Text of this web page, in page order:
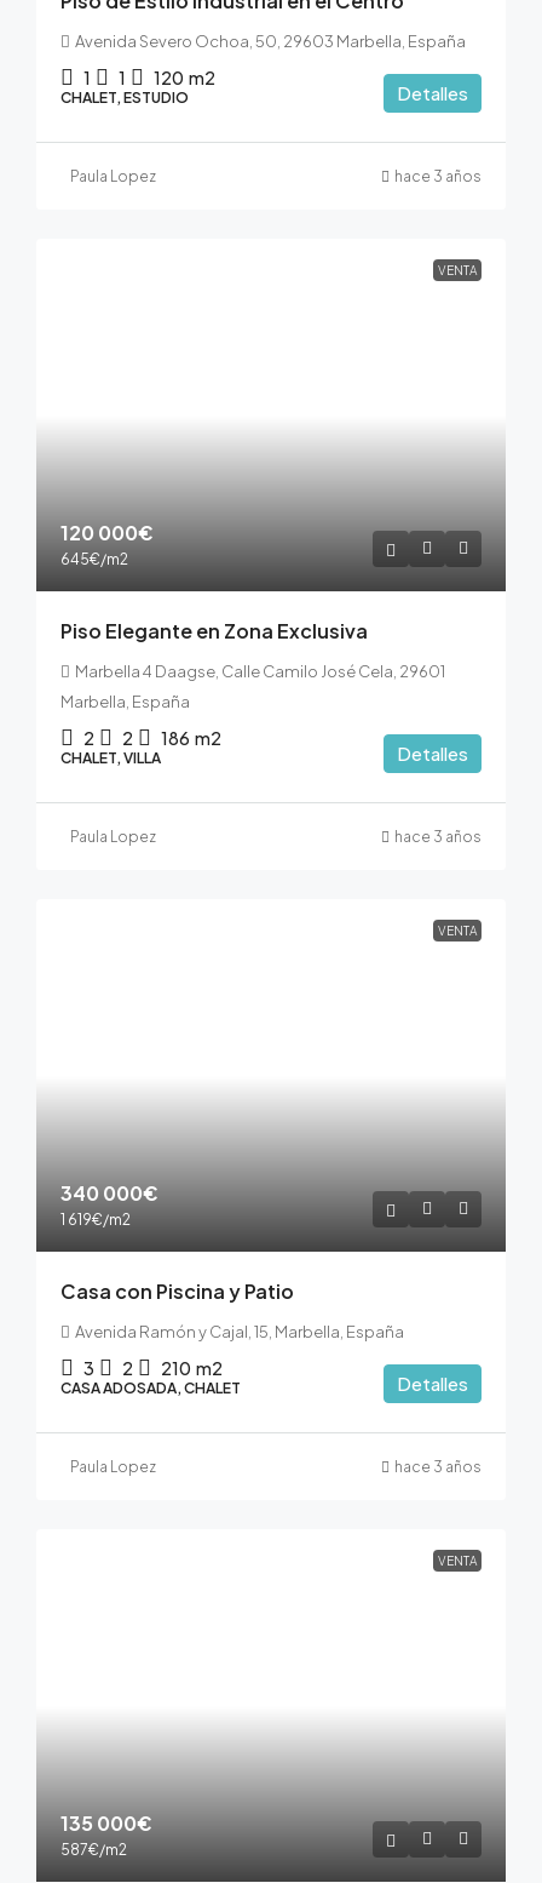
Avenida Severo Ochoa, 50, 29603 Marbella, España
1 1 120 m2
CHALET, ESTUDIO Detalles
Paula Lopez hace 3 años
VENTA
120 000€
645€/m2
Piso Elegante en Zona Exclusiva
Marbella 4 Daagse, Calle Camilo José Cela, 29601
Marbella, España
2 2 186 m2
CHALET, VILLA Detalles
Paula Lopez hace 3 años
VENTA
340 000€
1 619€/m2
Casa con Piscina y Patio
Avenida Ramón y Cajal, 15, Marbella, España
3 2 210 m2
CASA ADOSADA, CHALET Detalles
Paula Lopez hace 3 años
VENTA
135 000€
587€/m2